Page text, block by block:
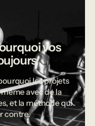
vos
les projets
avec de la
et la méthode qui
contre.